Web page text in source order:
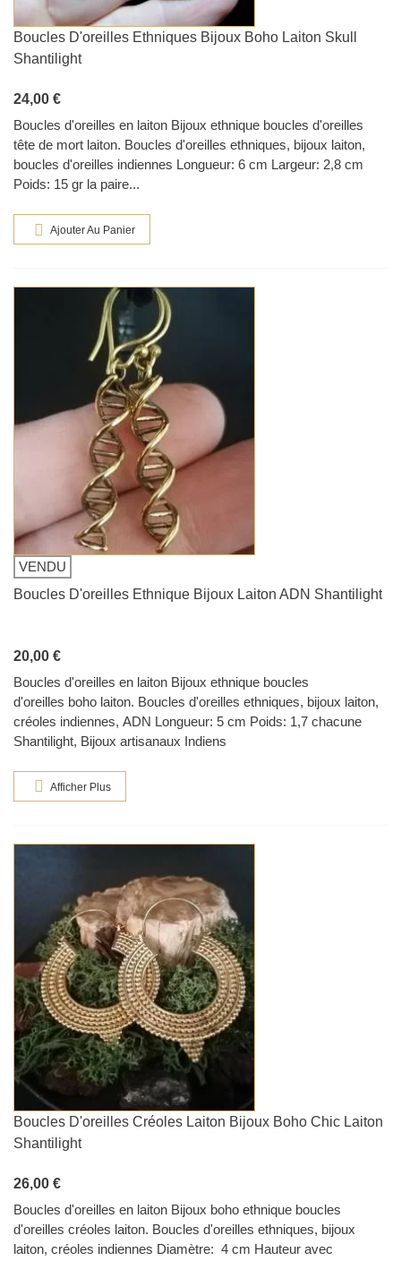
Boucles D'oreilles Ethniques Bijoux Boho Laiton Skull
Shantilight
24,00 €
Boucles d'oreilles en laiton Bijoux ethnique boucles d'oreilles
tête de mort laiton. Boucles d'oreilles ethniques, bijoux laiton,
boucles d'oreilles indiennes Longueur: 6 cm Largeur: 2,8 cm
Poids: 15 gr la paire...
Ajouter Au Panier
VENDU
Boucles D'oreilles Ethnique Bijoux Laiton ADN Shantilight
20,00 €
Boucles d'oreilles en laiton Bijoux ethnique boucles
d'oreilles boho laiton. Boucles d'oreilles ethniques, bijoux laiton,
créoles indiennes, ADN Longueur: 5 cm Poids: 1,7 chacune
Shantilight, Bijoux artisanaux Indiens
Afficher Plus
Boucles D'oreilles Créoles Laiton Bijoux Boho Chic Laiton
Shantilight
26,00 €
Boucles d'oreilles en laiton Bijoux boho ethnique boucles
d'oreilles créoles laiton. Boucles d'oreilles ethniques, bijoux
laiton, créoles indiennes Diamètre: 4 cm Hauteur avec